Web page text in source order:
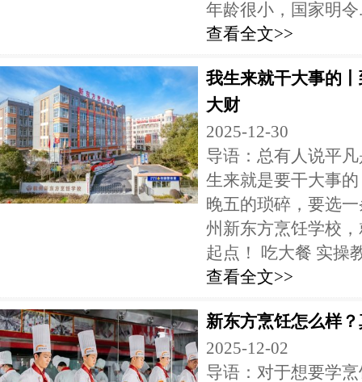
年龄很小，国家明令
查看全文>>
我生来就干大事的
大财
2025-12-30
导语：总有人说平
生来就是要干大事
晚五的琐碎，要选
州新东方烹饪学校
起点！ 吃大餐 实操
查看全文>>
新东方烹饪怎么样
2025-12-02
导语：对于想要学